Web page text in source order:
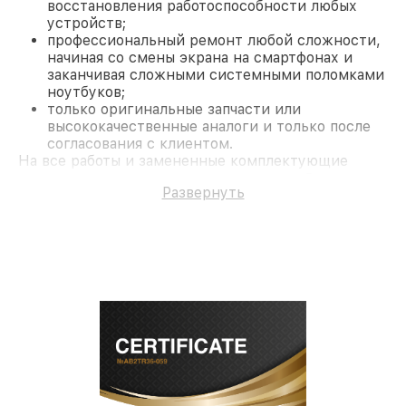
восстановления работоспособности любых
устройств;
профессиональный ремонт любой сложности,
начиная со смены экрана на смартфонах и
заканчивая сложными системными поломками
ноутбуков;
только оригинальные запчасти или
высококачественные аналоги и только после
согласования с клиентом.
На все работы и замененные комплектующие
поломки по условиям гарантии, мы бесплатно
безупречной репутацией;
лицензированное ПО в ремонтно-
диагностических мастерских;
собственный склад комплектующих, что
позволяет сократить сроки
Развернуть